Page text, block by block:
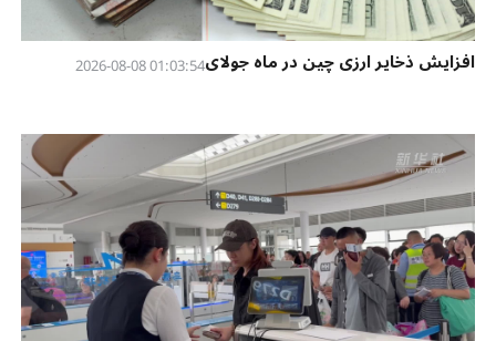
افزایش ذخایر ارزی چین در ماه جولای01:03:54 2026-08-08